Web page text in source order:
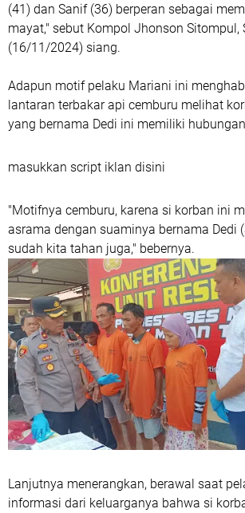
(41) dan Sanif (36) berperan sebagai
mayat," sebut Kompol Jhonson Sitompul,
(16/11/2024) siang.
Adapun motif pelaku Mariani ini
lantaran terbakar api cemburu melihat
yang bernama Dedi ini memiliki
masukkan script iklan disini
"Motifnya cemburu, karena si korban ini
asrama dengan suaminya bernama Dedi
sudah kita tahan juga," bebernya.
Lanjutnya menerangkan, berawal saat
informasi dari keluarganya bahwa si